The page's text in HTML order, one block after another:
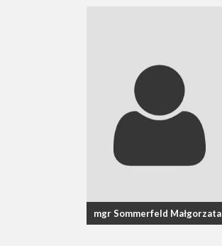
mgr Sommerfeld Małgorzata